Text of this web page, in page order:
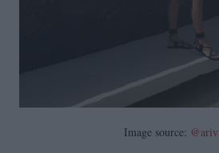
Image source: